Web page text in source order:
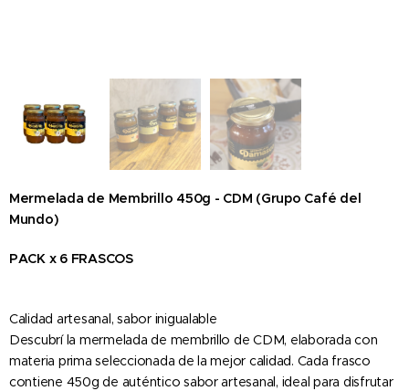
Mermelada de Membrillo 450g - CDM (Grupo Café del
Mundo)
PACK x 6 FRASCOS
Calidad artesanal, sabor inigualable
Descubrí la mermelada de membrillo de CDM, elaborada con
materia prima seleccionada de la mejor calidad. Cada frasco
contiene 450g de auténtico sabor artesanal, ideal para disfrutar